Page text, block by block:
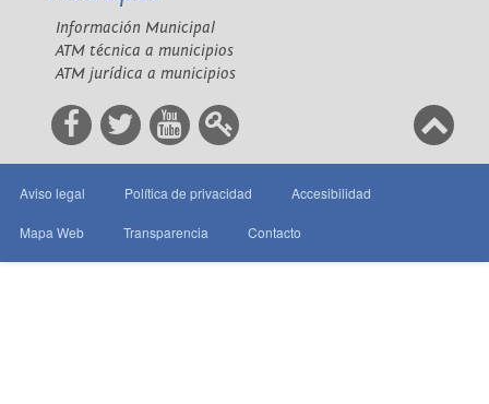
Información Municipal
ATM técnica a municipios
ATM jurídica a municipios
Aviso legal Política de privacidad Accesibilidad
Mapa Web Transparencia Contacto